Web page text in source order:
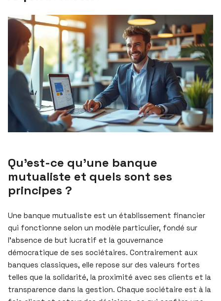
Qu’est-ce qu’une banque
mutualiste et quels sont ses
principes ?
Une banque mutualiste est un établissement financier
qui fonctionne selon un modèle particulier, fondé sur
l’absence de but lucratif et la gouvernance
démocratique de ses sociétaires. Contrairement aux
banques classiques, elle repose sur des valeurs fortes
telles que la solidarité, la proximité avec ses clients et la
transparence dans la gestion. Chaque sociétaire est à la